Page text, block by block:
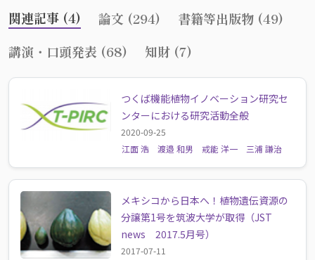
関連記事 (4) 論文 (294)
書籍等出版物 (49)
講演・口頭発表 (68)
知財 (7)
つくば機能植物イノベーション研究セ
ンターにおける研究活動全般
2020-09-25
江面 浩
渡邉 和男 戒能 洋一 三浦 謙治
メキシコから日本へ！植物遺伝資源の
分譲第1号を筑波大学が取得（JST
news 2017.5月号）
2017-07-11